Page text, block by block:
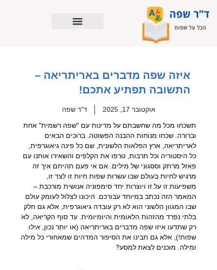
לתוכן
איזה שפה מדברים באריתריאה –
התשובה תפתיע אתכם!
אוקטובר 17, 2025 ד"ר שפה
תשכחו מכל מה שחשבתם על מדינות עם "שפה רשמית" אחת
וברורה. שכחו מנוחות ההבנה הפשוטה. ברוכים הבאים
לאריתריאה, ארץ הפלאות הלשונית, שם כל פינה גיאוגרפית,
כל היסטוריה וכל תרבות, טרפו את הקלפים והשאירו אותנו עם
פאזל מרתק וססגוני של מילים. אם אי פעם תהיתם איך זה
מרגיש לחיות בעולם שבו עשרות שפות חיות זו לצד זו,
משפיעות זו על זו ויוצרות יחד סימפוניה אנושית מורכבת –
המאמר הזה נכתב במיוחד עבורכם. היכונו לצלול לעומק עולם
שבו המגוון הלשוני הוא לא רק עובדה גיאוגרפית, אלא גם חלק
בלתי נפרד מהזהות הלאומית והיומיומית. עד סוף הקריאה, לא
רק שתדעו איזו שפה מדברים באריתריאה (או יותר נכון, אילו
שפות!), אלא גם תבינו את הסיפור המדהים שמאחורי כל מילה
ומילה. מוכנים לצאת למסע?